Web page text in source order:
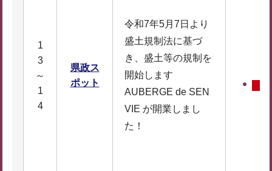
1
3
～
1
4
県政ス
ポット
令和7年5月7日より
盛土規制法に基づ
き、盛土等の規制を
開始します
AUBERGE de SEN
VIE が開業しまし
た！